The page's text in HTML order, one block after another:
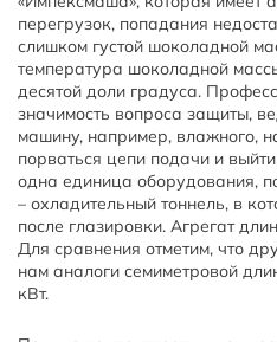
перегрузок, попадания
слишком густой шоколадной
температура шоколадной
десятой доли градуса.
значимость вопроса защиты,
машину, например, влажного,
порваться цепи подачи и
одна единица оборудования,
– охладительный тоннель, в
после глазировки. Агрегат
Для сравнения отметим, что
нам аналоги семиметровой
кВт.